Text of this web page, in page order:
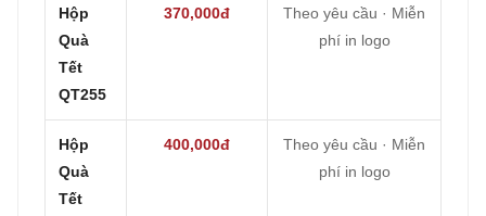
Hộp
Quà
Tết
QT255
370,000đ
Theo yêu cầu · Miễn
phí in logo
Hộp
Quà
Tết
400,000đ
Theo yêu cầu · Miễn
phí in logo